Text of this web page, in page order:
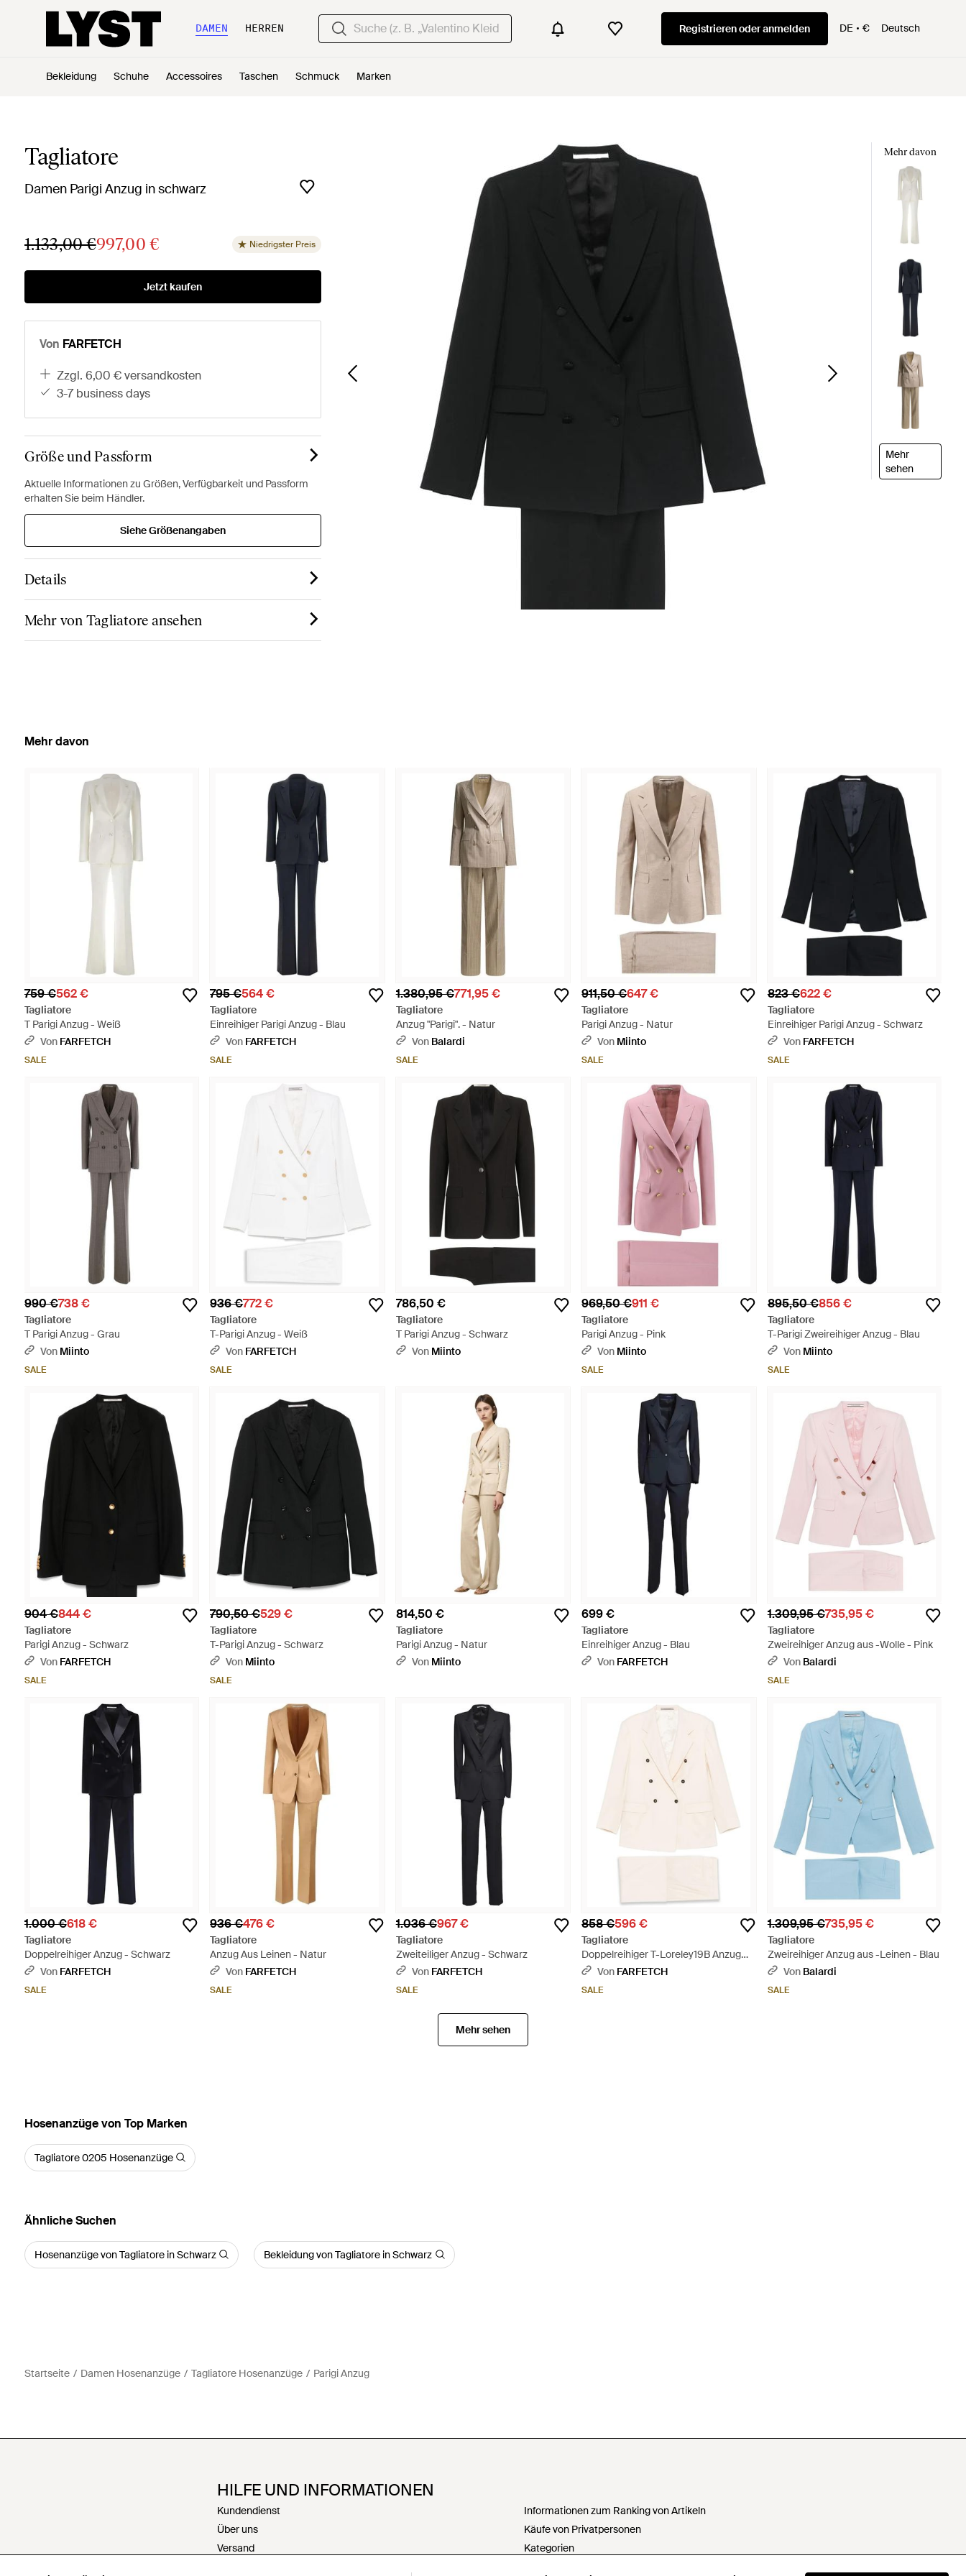
DAMEN HERREN Registrieren oder anmelden DE € Deutsch
Bekleidung Schuhe Accessoires Taschen Schmuck Marken
Tagliatore
Damen Parigi Anzug in schwarz
1.133,00 €997,00 € Niedrigster Preis
Jetzt kaufen
Von FARFETCH
zzgl. 6,00 € versandkosten
3-7 business days
Größe und Passform
Aktuelle Informationen zu Größen, Verfügbarkeit und Passform
erhalten Sie beim Händler.
Siehe Größenangaben
Details
Mehr von Tagliatore ansehen
Mehr davon
Mehr
sehen
Mehr davon
759 €562 €
Tagliatore
T Parigi Anzug - Weiß
Von FARFETCH
SALE
795 €564 €
Tagliatore
Einreihiger Parigi Anzug - Blau
Von FARFETCH
SALE
1.380,95 €771,95 €
Tagliatore
Anzug "Parigi". - Natur
Von Balardi
SALE
911,50 €647 €
Tagliatore
Parigi Anzug - Natur
Von Miinto
SALE
823 €622 €
Tagliatore
Einreihiger Parigi Anzug - Schwarz
Von FARFETCH
SALE
990 €738 €
Tagliatore
T Parigi Anzug - Grau
Von Miinto
SALE
936 €772 €
Tagliatore
T-Parigi Anzug - Weiß
Von FARFETCH
SALE
786,50 €
Tagliatore
T Parigi Anzug - Schwarz
Von Miinto
969,50 €911 €
Tagliatore
Parigi Anzug - Pink
Von Miinto
SALE
895,50 €856 €
Tagliatore
T-Parigi Zweireihiger Anzug - Blau
Von Miinto
SALE
904 €844 €
Tagliatore
Parigi Anzug - Schwarz
Von FARFETCH
SALE
790,50 €529 €
Tagliatore
T-Parigi Anzug - Schwarz
Von Miinto
SALE
814,50 €
Tagliatore
Parigi Anzug - Natur
Von Miinto
699 €
Tagliatore
Einreihiger Anzug - Blau
Von FARFETCH
1.309,95 €735,95 €
Tagliatore
Zweireihiger Anzug aus -Wolle - Pink
Von Balardi
SALE
1.000 €618 €
Tagliatore
Doppelreihiger Anzug - Schwarz
Von FARFETCH
SALE
936 €476 €
Tagliatore
Anzug Aus Leinen - Natur
Von FARFETCH
SALE
1.036 €967 €
Tagliatore
Zweiteiliger Anzug - Schwarz
Von FARFETCH
SALE
858 €596 €
Tagliatore
Doppelreihiger T-Loreley19B Anzug
Mit Tasche - Natur
Von FARFETCH
SALE
1.309,95 €735,95 €
Tagliatore
Zweireihiger Anzug aus -Leinen - Blau
Von Balardi
SALE
Mehr sehen
Hosenanzüge von Top Marken
Tagliatore 0205 Hosenanzüge
Ähnliche Suchen
Hosenanzüge von Tagliatore in Schwarz Bekleidung von Tagliatore in Schwarz
Startseite Damen Hosenanzüge Tagliatore Hosenanzüge Parigi Anzug
HILFE UND INFORMATIONEN
Kundendienst
Über uns
Versand
Informationen zum Ranking von Artikeln
Käufe von Privatpersonen
Kategorien